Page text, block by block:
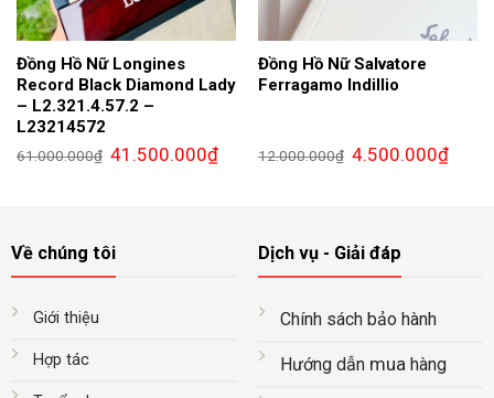
Đồng Hồ Nữ Longines
Record Black Diamond Lady
– L2.321.4.57.2 –
L23214572
61.000.000₫ Giá
gốc
41.500.000₫Giá
hiện
Đồng Hồ Nữ Salvatore
Ferragamo Indillio
12.000.000₫ Giá
gốc
4.500.000₫Giá
hiện
Về chúng tôi
Giới thiệu
Hợp tác
Dịch vụ - Giải đáp
Chính sách bảo hành
Hướng dẫn muahàng